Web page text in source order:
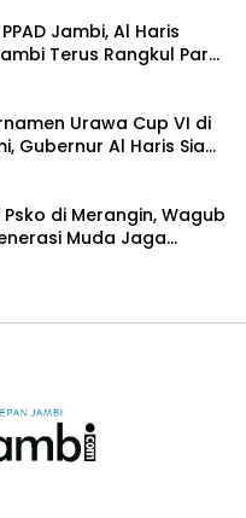
Jambi, Al Haris
Terus Rangkul Para
Urawa Cup VI di
Gubernur Al Haris Siap
di Merangin, Wagub
Muda Jaga